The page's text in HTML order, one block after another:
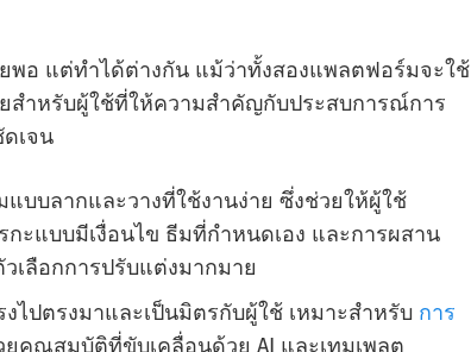
พอ แต่ทําได้ต่างกัน แม้ว่าทั้งสองแพลตฟอร์มจะใช้
สําหรับผู้ใช้ที่ให้ความสําคัญกับประสบการณ์การ
เจน
บบลากและวางที่ใช้งานง่าย ซึ่งช่วยให้ผู้ใช้
ะแบบมีเงื่อนไข ธีมที่กําหนดเอง และการผสาน
เลือกการปรับแต่งมากมาย
ไปตรงมาและเป็นมิตรกับผู้ใช้ เหมาะสําหรับ การ
ยคุณสมบัติที่ขับเคลื่อนด้วย AI และเทมเพลต